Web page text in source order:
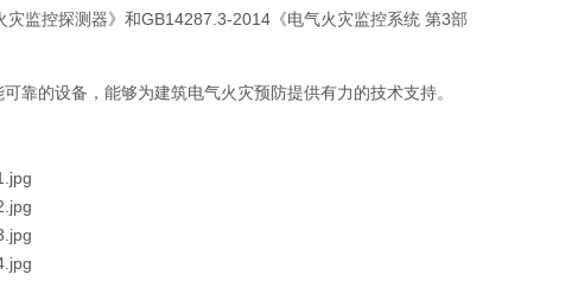
监控探测器》和GB14287.3-2014《电气火灾监控系统 第3部
靠的设备，能够为建筑电气火灾预防提供有力的技术支持。